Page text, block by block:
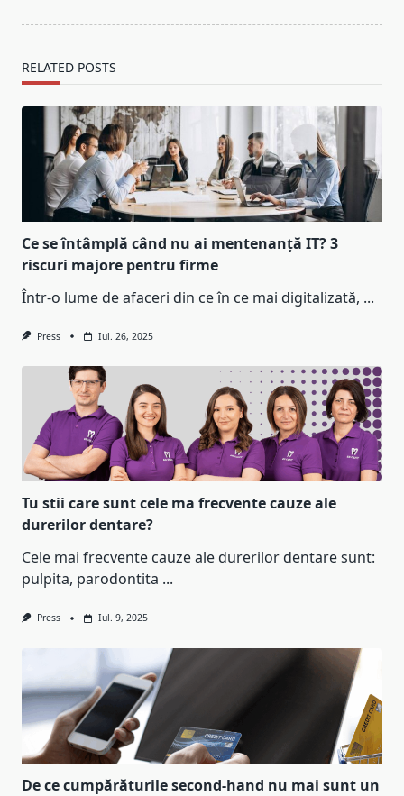
RELATED POSTS
Ce se întâmplă când nu ai mentenanță IT? 3
riscuri majore pentru firme
Într-o lume de afaceri din ce în ce mai digitalizată, ...
Press Iul. 26, 2025
Tu stii care sunt cele ma frecvente cauze ale
durerilor dentare?
Cele mai frecvente cauze ale durerilor dentare sunt:
pulpita, parodontita ...
Press Iul. 9, 2025
De ce cumpărăturile second-hand nu mai sunt un